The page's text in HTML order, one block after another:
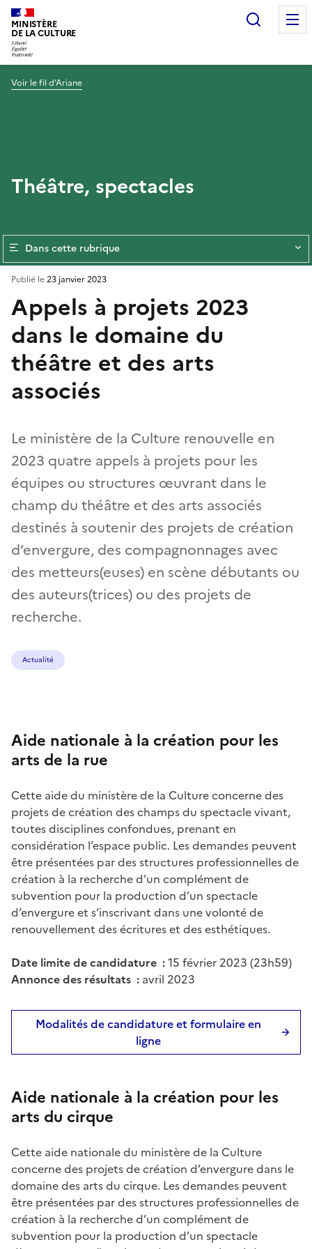
MINISTÈRE
DE LA CULTURE
Voir le fil d’Ariane
Théâtre, spectacles
Dans cette rubrique
Appels à projets 2023
dans le domaine du
théâtre et des arts
associés
Le ministère de la Culture renouvelle en
2023 quatre appels à projets pour les
équipes ou structures œuvrant dans le
champ du théâtre et des arts associés
destinés à soutenir des projets de création
d’envergure, des compagnonnages avec
des metteurs(euses) en scène débutants ou
des auteurs(trices) ou des projets de
recherche.
Publié le23 janvier 2023
Actualité
Aide nationale à la création pour les
arts de la rue
Cette aide du ministère de la Culture concerne des
projets de création des champs du spectacle vivant,
toutes disciplines confondues, prenant en
considération l’espace public. Les demandes peuvent
être présentées par des structures professionnelles de
création à la recherche d’un complément de
subvention pour la production d’un spectacle
d’envergure et s’inscrivant dans une volonté de
renouvellement des écritures et des esthétiques.
Date limite de candidature :15 février 2023 (23h59)
Annonce des résultats : avril 2023
Modalités de candidature et formulaire en
ligne
Aide nationale à la création pour les
arts du cirque
Cette aide nationale du ministère de la Culture
concerne des projets de création d’envergure dans le
domaine des arts du cirque. Les demandes peuvent
être présentées par des structures professionnelles de
création à la recherche d’un complément de
subvention pour la production d’un spectacle